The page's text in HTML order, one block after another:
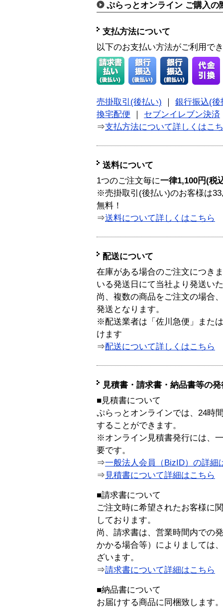
ぷらっとオンライン ご購入の
支払方法について
以下のお支払い方法がご利用で
売掛取引(後払い)
銀行振込(後
換宅配便
セブンイレブン決済
⇒支払方法について詳しくはこ
送料について
1つのご注文毎に一律1,100円(税
※売掛取引(後払い)のお客様は
無料！
⇒送料について詳しくはこちら
配送について
在庫がある場合のご注文につき
いる発送日にて当社より発送い
尚、複数の商品をご注文の場合
発送となります。
※配送業者は「佐川急便」また
けます
⇒配送について詳しくはこちら
見積書・請求書・納品書等の
■見積書について
ぷらっとオンラインでは、24時
することができます。
※オンライン見積書発行には、
要です。
⇒一般法人会員（BizID）の詳細
⇒ 見積書について詳細はこちら
■請求書について
ご注文時に希望されたお客様に
しております。
尚、請求書は、営業時間内での
かかる場合等）によりましては
ざいます。
⇒請求書について詳細はこちら
■納品書について
お届けする商品に同梱致します。